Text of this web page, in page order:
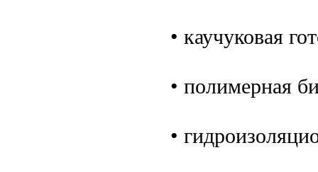
• каучуковая
• полимерная
•